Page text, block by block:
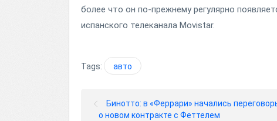
более что он по-прежнему регулярно
испанского телеканала Movistar.
Tags: авто
Бинотто: в «Феррари» начались
о новом контракте с Феттелем